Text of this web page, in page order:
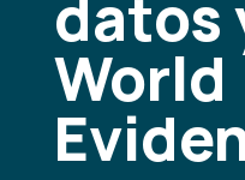
datos
World